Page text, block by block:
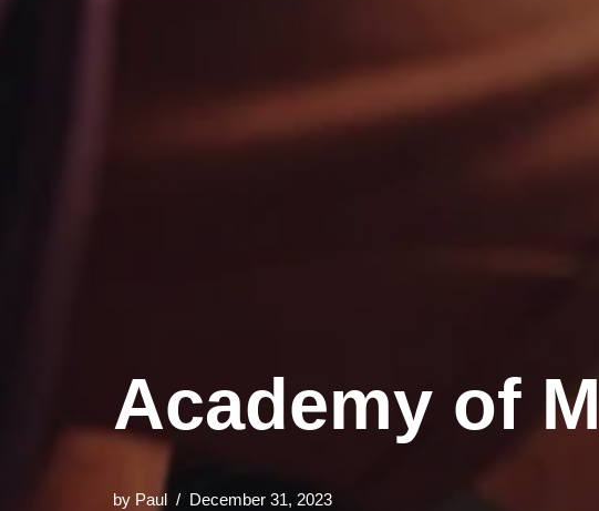
Academy of
by Paul December 31, 2023